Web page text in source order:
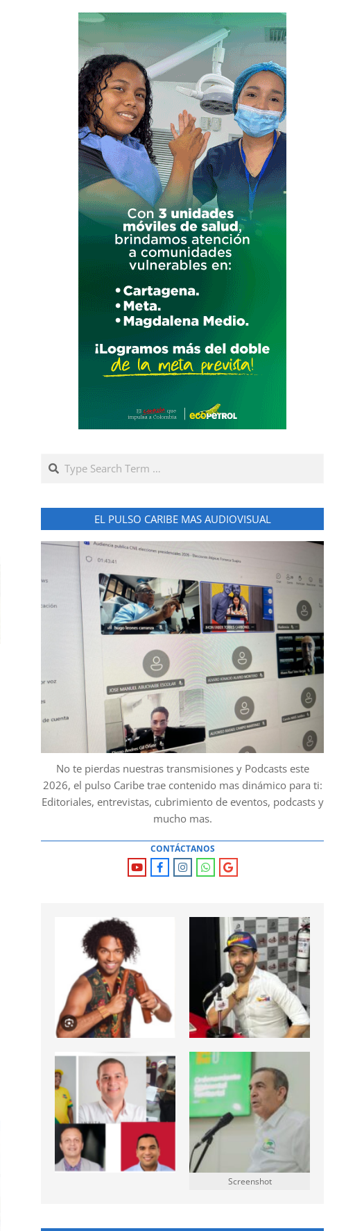
Search
EL PULSO CARIBE MAS AUDIOVISUAL
No te pierdas nuestras transmisiones y Podcasts este
2026, el pulso Caribe trae contenido mas dinámico para ti:
Editoriales, entrevistas, cubrimiento de eventos, podcasts y
mucho mas.
CONTÁCTANOS
Screenshot